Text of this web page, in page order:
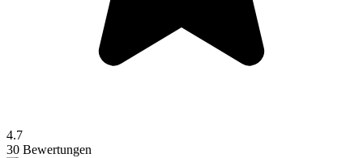
4.7
30 Bewertungen